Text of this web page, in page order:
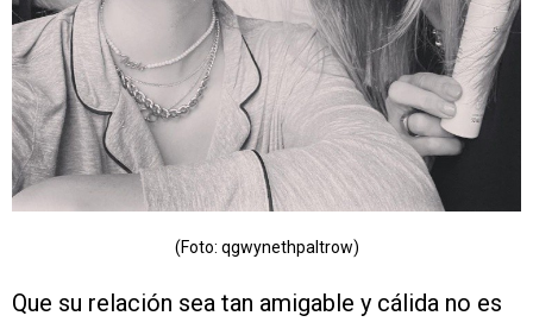
(Foto: qgwynethpaltrow)
Que su relación sea tan amigable y cálida no es